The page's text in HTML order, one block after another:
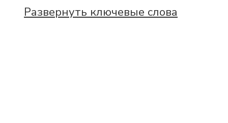
Развернуть ключевые слова